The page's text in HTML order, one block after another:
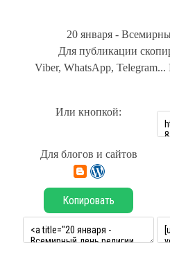
20 января -
Для публикации
Viber, WhatsApp,
Или кнопкой:
Для блогов и сайтов
Копировать